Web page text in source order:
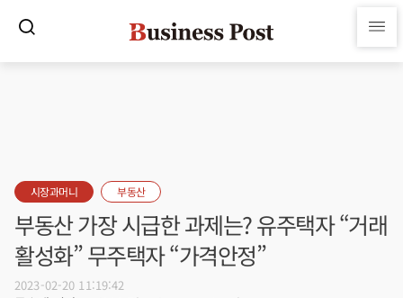
시장과머니 부동산
부동산 가장 시급한 과제는? 유주택자 “거래
활성화” 무주택자 “가격안정”
2023-02-20 11:19:42